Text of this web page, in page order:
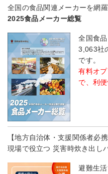
全国の食品関連メーカーを網
2025食品メーカー総覧
全国食
3,063社
です。
有料オ
で、利
【地方自治体・支援関係者必携
現場で役立つ 災害時炊き出し
避難生